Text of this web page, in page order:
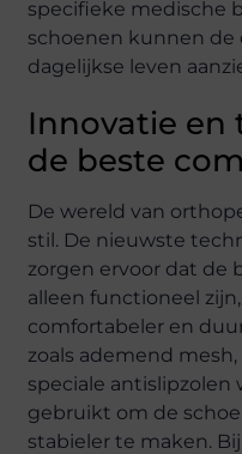
specifieke medische
schoenen kunnen de
dagelijkse leven
Innovatie en
de beste
De wereld van
stil. De nieuwste
zorgen ervoor dat de
alleen functioneel
comfortabeler en
zoals ademend
speciale antislipzolen
gebruikt om de
stabieler te maken.